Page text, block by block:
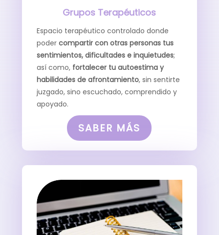
Grupos Terapéuticos
Espacio terapéutico controlado donde
poder compartir con otras personas tus
sentimientos, dificultades e inquietudes;
así como, fortalecer tu autoestima y
habilidades de afrontamiento, sin sentirte
juzgado, sino escuchado, comprendido y
apoyado.
SABER MÁS